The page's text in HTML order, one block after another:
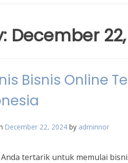
December
Bisnis Online
December 22, 2024 by adminnor
tertarik untuk memulai